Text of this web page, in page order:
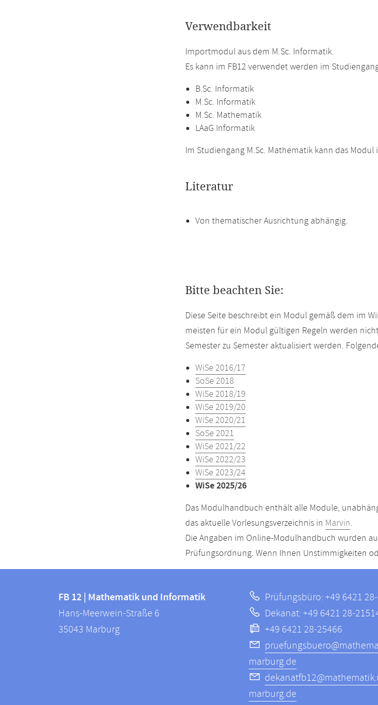
Verwendbarkeit
Importmodul aus dem M.Sc. Informatik.
Es kann im FB12 verwendet werden im
B.Sc. Informatik
M.Sc. Informatik
M.Sc. Mathematik
LAaG Informatik
Im Studiengang M.Sc. Mathematik kann das
Literatur
Von thematischer Ausrichtung abhängig.
Bitte beachten Sie:
Diese Seite beschreibt ein Modul gemäß dem im
meisten für ein Modul gültigen Regeln werden
Semester zu Semester aktualisiert werden.
WiSe 2016/17
SoSe 2018
WiSe 2018/19
WiSe 2019/20
WiSe 2020/21
SoSe 2021
WiSe 2021/22
WiSe 2022/23
WiSe 2023/24
WiSe 2025/26
Das Modulhandbuch enthält alle Module,
das aktuelle Vorlesungsverzeichnis in Marvin.
Die Angaben im Online-Modulhandbuch wurden
Prüfungsordnung. Wenn Ihnen Unstimmigkeiten
Informationen
FB
12
FB 12 | Mathematik und Informatik
Hans-Meerwein-Straße 6
35043 Marburg
Prüfungsbüro: +49 6421
Dekanat: +49 6421 28-
+49 6421 28-25466
marburg.de
marburg.de